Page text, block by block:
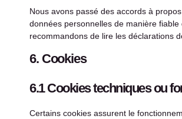
Nous avons passé des accords à
données personnelles de manière
recommandons de lire les déclarations
6. Cookies
6.1 Cookies techniques ou
Certains cookies assurent le